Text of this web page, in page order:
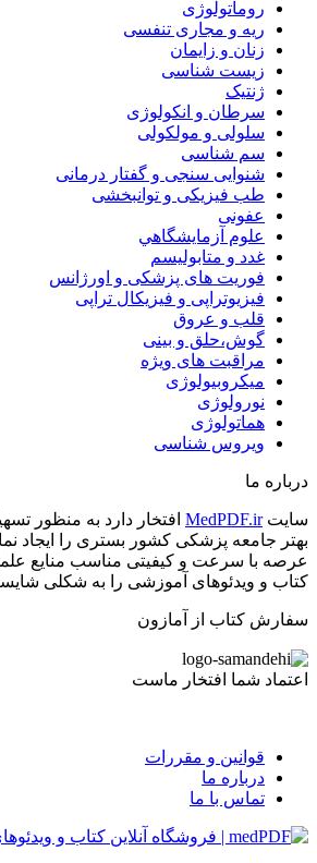
روماتولوژی
ریه و مجاری تنفسی
زنان و زایمان
زیست شناسی
ژنتیک
سرطان و انکولوژی
سلولی و مولکولی
سم شناسی
شنوایی سنجی و گفتار درمانی
طب فیزیکی و توانبخشی
عفونی
علوم آزمايشگاهي
غدد و متابولیسم
فوریت های پزشکی و اورژانس
فیزیوتراپی و فیزیکال تراپی
قلب و عروق
گوش،حلق و بینی
مراقبت های ویژه
میکروبیولوژی
نورولوژی
هماتولوژی
ویروس شناسی
درباره ما
سایتMedPDF.ir افتخار دارد به منظور
بهتر جامعه پزشکی کشور بستری را ایجاد
عرصه با سرعت و کیفیتی مناسب منایع
کتاب و ویدئوهای آموزشی را به شکلی
سفارش کتاب از آمازون
اعتماد شما افتخار ماست
قوانین و مقررات
درباره ما
تماس با ما